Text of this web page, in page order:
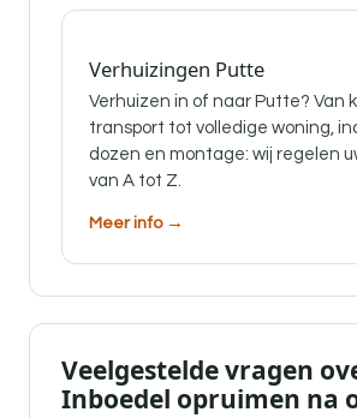
Verhuizingen Putte
Verhuizen in of naar Putte? Van
transport tot volledige woning,
dozen en montage: wij regelen
van A tot Z.
Meer info →
Veelgestelde vragen
Inboedel opruimen na